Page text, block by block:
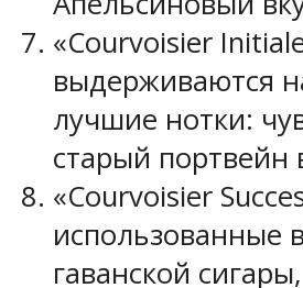
«Courvoisier
выдерживаются
лучшие нотки:
старый портвейн
«Courvoisier
использованные
гаванской